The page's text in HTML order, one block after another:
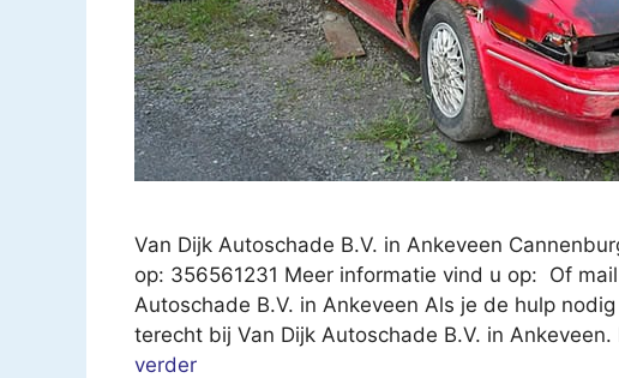
Van Dijk Autoschade B.V. in Ankeveen
op: 356561231 Meer informatie vind u op: Of
Autoschade B.V. in Ankeveen Als je de hulp
terecht bij Van Dijk Autoschade B.V. in
verder